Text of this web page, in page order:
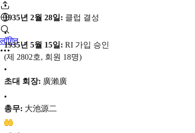
लॉगिन
•
1935년 2월 28일: 클럽 결성
•
1935년 5월 15일: RI 가입 승인
(제 2802호, 회원 18명)
•
초대 회장: 廣瀨廣
•
총무: 大池源二